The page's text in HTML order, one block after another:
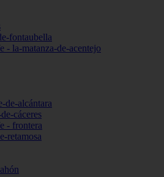
fontaubella
- la-matanza-de-acentejo
de-alcántara
cáceres
- frontera
retamosa